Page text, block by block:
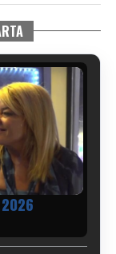
2026